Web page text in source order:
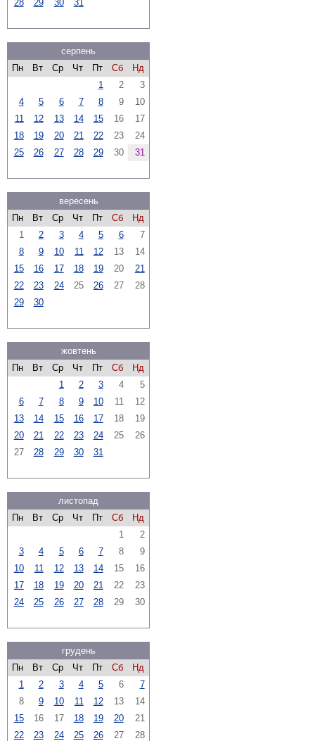
28 29 30 31
серпень
Пн
Вт Ср Чт Пт Сб
Нд
1
2
3
4
5 6 7 8 9
10
11
12 13 14 15 16
17
18
19 20 21 22 23
24
25
26 27 28 29 30 31
вересень
Пн
Вт Ср Чт Пт Сб
Нд
1
2 3 4 5 6
7
8
9 10 11 12 13
14
15
16 17 18 19 20
21
22
23 24 25 26 27
28
29
30
жовтень
Пн
Вт Ср Чт Пт Сб
Нд
1
2 3 4
5
6
7 8 9 10 11
12
13
14 15 16 17 18
19
20
21 22 23 24 25
26
27
28 29 30 31
листопад
Пн
Вт Ср Чт Пт Сб
Нд
1
2
3
4 5 6 7 8
9
10
11 12 13 14 15
16
17
18 19 20 21 22
23
24
25 26 27 28 29 30
грудень
Пн
Вт Ср Чт Пт Сб
Нд
1
2 3 4 5 6
7
8
9 10 11 12 13
14
15
16 17 18 19 20
21
22
23 24 25 26 27
28